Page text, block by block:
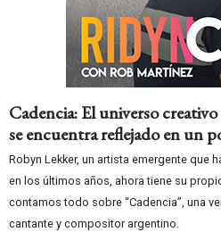
Cadencia: El universo
se encuentra reflejado en un
Robyn Lekker, un artista emergente que
en los últimos años, ahora tiene su
contamos todo sobre “Cadencia”, una
cantante y compositor argentino.